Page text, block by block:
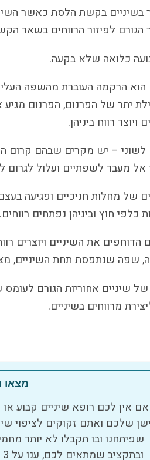
בשיניים בקשת הלסת כאשר
הגורם לפיזור הרווחים בשאר
כלואה שלא בקעה.
הוא הרקמה העוברת מהשפה
יתר של הפרנום, הפרנום
ויוצר רווח ביניהן.
לשוני – יש מקרים שבהם קרום
אל מעבר לשפתיים ועלול לגרום
של מחלות חניכיים ופגיעה
כלפי חוץ וביניהן נפתחים רווחים.
הדוחפים את השיניים ויוצרים
שפה שנתפסת תחת השיניים,
של שיניים אחוריות הגורם
מרווחים בשיניים.
מצאו
אם אין לכם רופא שיניים קבוע
שלכם ואתם זקוקים לציפוי
שפיתחנו ובו תקבלו לא יותר
ובתקציב שמתאים לכם, ענו על 3 שאלות קצרות ובחרו את רופא השיניים הבא שלכם.